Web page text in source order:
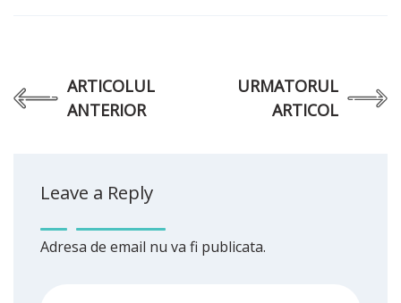
ARTICOLUL
ANTERIOR
URMATORUL
ARTICOL
Leave a Reply
Adresa de email nu va fi publicata.